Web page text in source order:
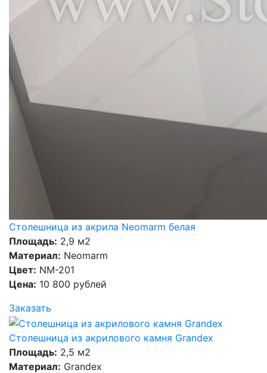
Столешница из акрила Neomarm белая
Площадь: 2,9 м2
Материал: Neomarm
Цвет: NM-201
Цена: 10 800 рублей
Заказать
Столешница из акрилового камня Grandex
Площадь: 2,5 м2
Материал: Grandex